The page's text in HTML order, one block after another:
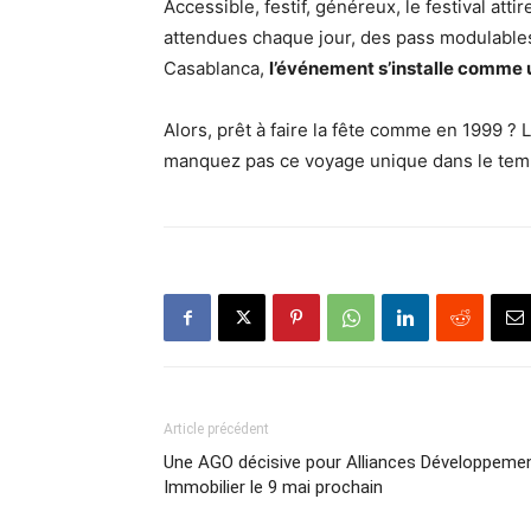
Accessible, festif, généreux, le festival
attendues chaque jour, des pass
Casablanca, l’événement s’installe
Alors, prêt à faire la fête comme en 1999
manquez pas ce voyage unique dans le
Article précédent
Une AGO décisive pour Alliances
Immobilier le 9 mai prochain